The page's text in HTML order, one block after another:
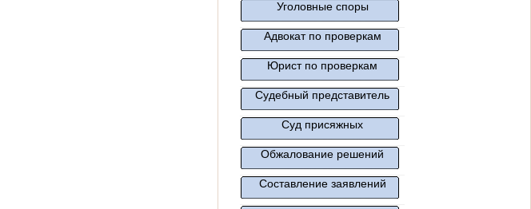
Уголовные споры
Адвокат по проверкам
Юрист по проверкам
Судебный представитель
Суд присяжных
Обжалование решений
Составление заявлений